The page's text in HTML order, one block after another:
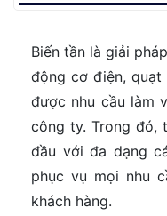
Biến tần là giải
động cơ điện,
được nhu cầu làm
công ty. Trong đó,
đầu với đa dạng
phục vụ mọi nhu
khách hàng.